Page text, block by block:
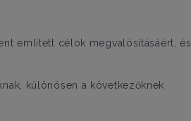
említett célok megvalósításáért, és
különösen a következőknek